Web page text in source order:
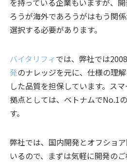
ろうが海外であろうがはもう関
選択する必要があります。
バイタリフィでは、弊社では
発のナレッジを元に、仕様の理
した品質を担保しています。ス
拠点としては、ベトナムでNo.1
す。
弊社では、国内開発とオフショ
いるので、まずは気軽に開発の